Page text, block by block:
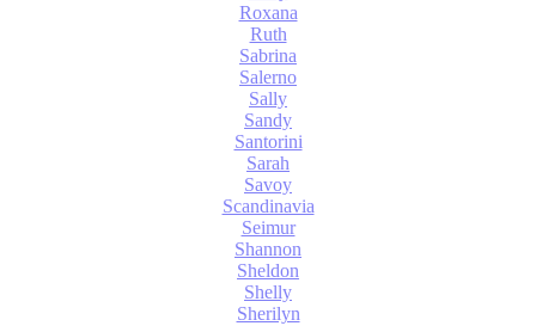
Roxana
Ruth
Sabrina
Salerno
Sally
Sandy
Santorini
Sarah
Savoy
Scandinavia
Seimur
Shannon
Sheldon
Shelly
Sherilyn